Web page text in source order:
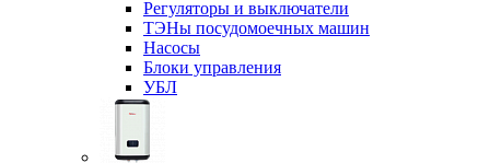
Регуляторы и выключатели
ТЭНы посудомоечных машин
Насосы
Блоки управления
УБЛ